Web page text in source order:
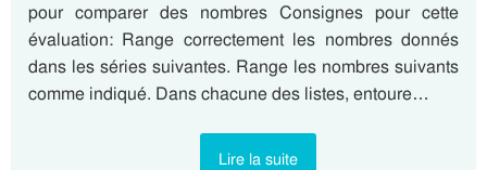
pour comparer des nombres Consignes pour cette
évaluation: Range correctement les nombres donnés
dans les séries suivantes. Range les nombres suivants
comme indiqué. Dans chacune des listes, entoure…
Lire la suite